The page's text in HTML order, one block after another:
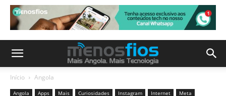
Início Angola
Angola Apps Mais Curiosidades Instagram Internet Meta